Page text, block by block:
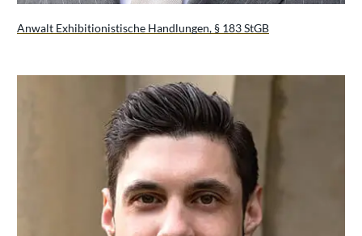
Anwalt Exhibitionistische Handlungen, § 183 StGB